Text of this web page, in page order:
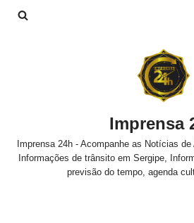
Imprensa
Imprensa 24h - Acompanhe as Notícias
Informações de trânsito em Sergipe,
previsão do tempo, agenda